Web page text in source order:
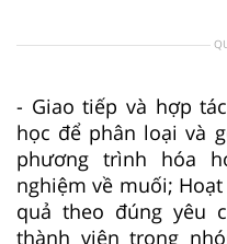
- Giao tiếp và hợp
học để phân loại và
phương trình hóa
nghiệm về muối;
quả theo đúng yêu
thành viên trong